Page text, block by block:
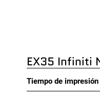
EX35 Infiniti
Tiempo de impresión